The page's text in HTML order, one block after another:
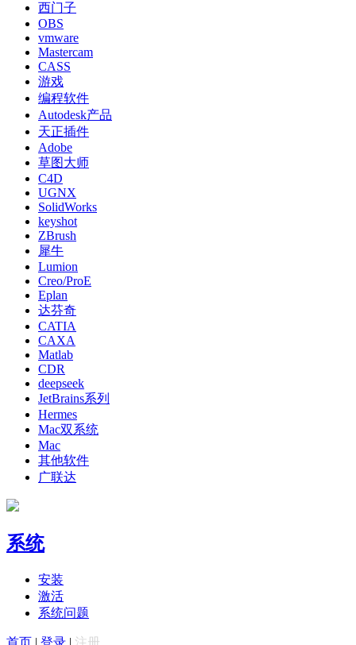
西门子
OBS
vmware
Mastercam
CASS
游戏
编程软件
Autodesk产品
天正插件
Adobe
草图大师
C4D
UGNX
SolidWorks
keyshot
ZBrush
犀牛
Lumion
Creo/ProE
Eplan
达芬奇
CATIA
CAXA
Matlab
CDR
deepseek
JetBrains系列
Hermes
Mac双系统
Mac
其他软件
广联达
系统
安装
激活
系统问题
首页 | 登录 | 注册